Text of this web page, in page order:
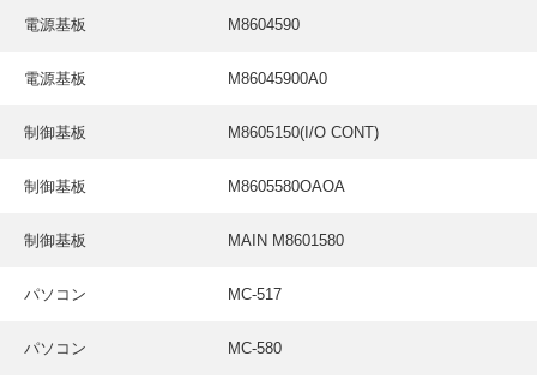
電源基板 M8604590
電源基板 M86045900A0
制御基板 M8605150(I/O CONT)
制御基板 M8605580OAOA
制御基板 MAIN M8601580
パソコン MC-517
パソコン MC-580